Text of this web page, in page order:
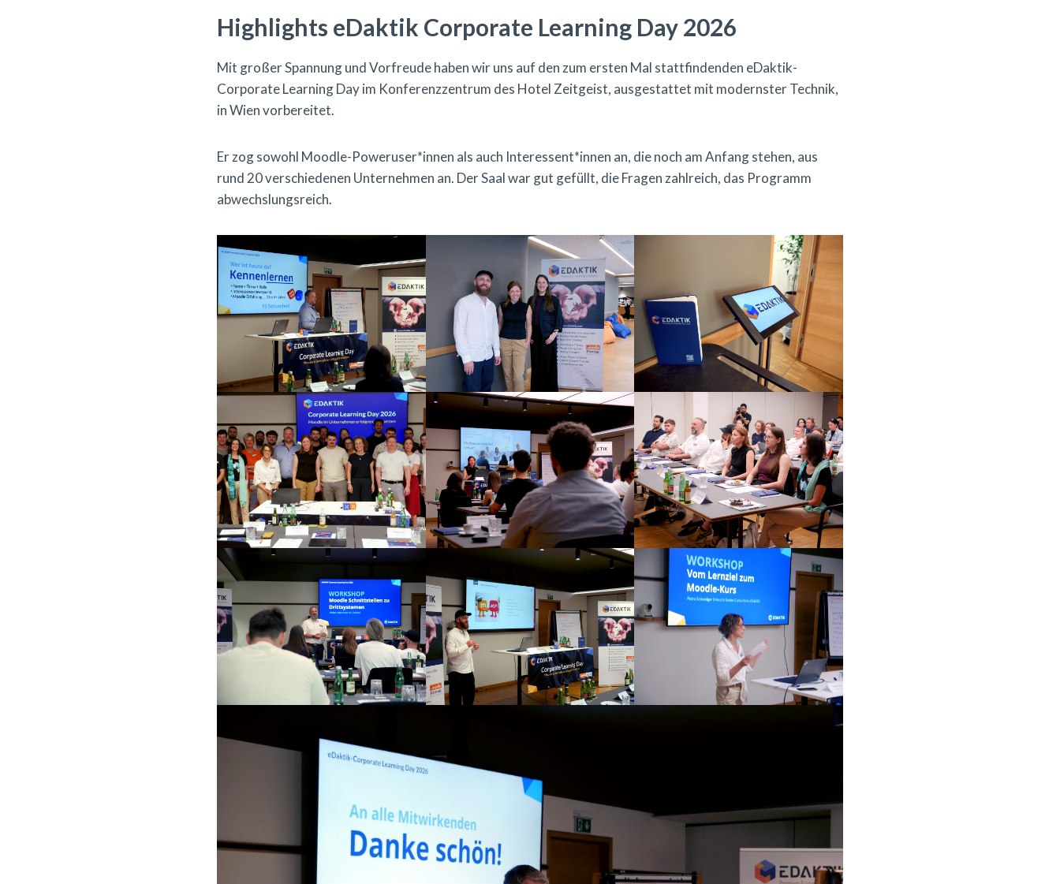
Highlights eDaktik Corporate Learning Day 2026
Mit großer Spannung und Vorfreude haben wir uns auf den zum ersten Mal stattfindenden eDaktik-
Corporate Learning Day im Konferenzzentrum des Hotel Zeitgeist, ausgestattet mit modernster Technik,
in Wien vorbereitet.
Er zog sowohl Moodle-Poweruser*innen als auch Interessent*innen an, die noch am Anfang stehen, aus
rund 20 verschiedenen Unternehmen an. Der Saal war gut gefüllt, die Fragen zahlreich, das Programm
abwechslungsreich.